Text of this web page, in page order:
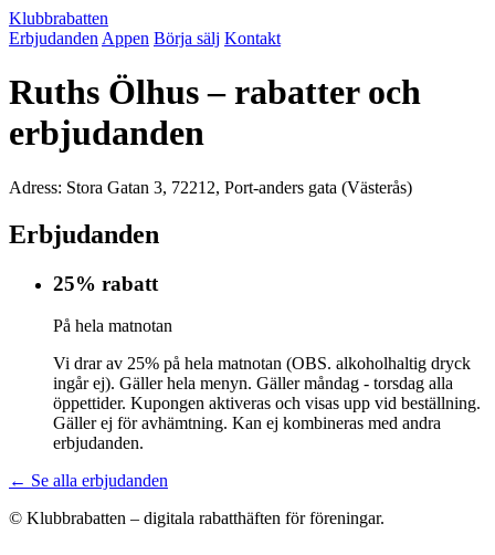
Klubbrabatten
Erbjudanden Appen Börja sälj Kontakt
Ruths Ölhus – rabatter och
erbjudanden
Adress: Stora Gatan 3, 72212, Port-anders gata (Västerås)
Erbjudanden
25% rabatt
På hela matnotan
Vi drar av 25% på hela matnotan (OBS. alkoholhaltig dryck
ingår ej). Gäller hela menyn. Gäller måndag - torsdag alla
öppettider. Kupongen aktiveras och visas upp vid beställning.
Gäller ej för avhämtning. Kan ej kombineras med andra
erbjudanden.
← Se alla erbjudanden
© Klubbrabatten – digitala rabatthäften för föreningar.